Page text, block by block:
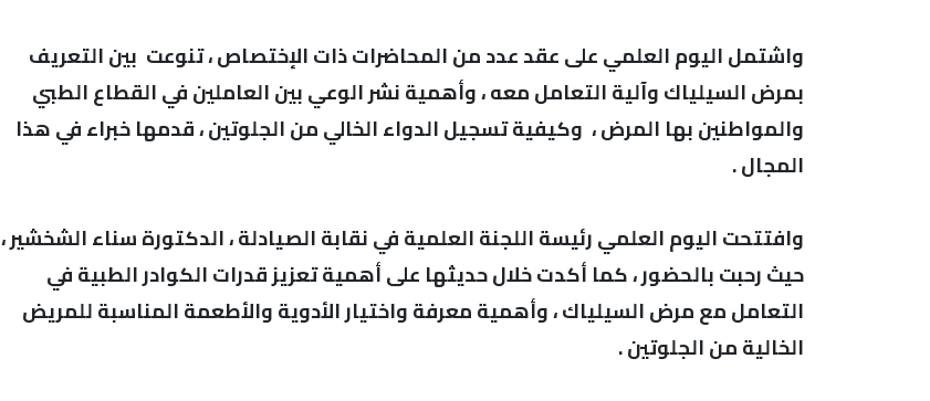
واشتمل اليوم العلمي على عقد عدد من المحاضرات ذات الإختصاص ، تنوعت بين التعريف
بمرض السيلياك وآلية التعامل معه ، وأهمية نشر الوعي بين العاملين في القطاع الطبي
والمواطنين بها المرض ، وكيفية تسجيل الدواء الخالي من الجلوتين ، قدمها خبراء في هذا
المجال .
وافتتحت اليوم العلمي رئيسة اللجنة العلمية في نقابة الصيادلة ، الدكتورة سناء الشخشير ،
حيث رحبت بالحضور ، كما أكدت خلال حديثها على أهمية تعزيز قدرات الكوادر الطبية في
التعامل مع مرض السيلياك ، وأهمية معرفة واختيار الأدوية والأطعمة المناسبة للمريض
الخالية من الجلوتين .